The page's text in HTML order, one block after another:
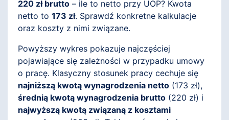
220 zł brutto – ile to netto przy UOP? Kwota
netto to 173 zł. Sprawdź konkretne kalkulacje
oraz koszty z nimi związane.
Powyższy wykres pokazuje najczęściej
pojawiające się zależności w przypadku umowy
o pracę. Klasyczny stosunek pracy cechuje się
najniższą kwotą wynagrodzenia netto (173 zł),
średnią kwotą wynagrodzenia brutto (220 zł) i
najwyższą kwotą związaną z kosztami